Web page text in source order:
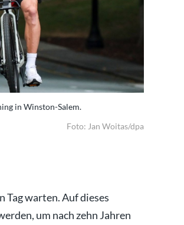
in Winston-Salem.
Foto: Jan Woitas/dpa
Tag warten. Auf dieses
um nach zehn Jahren